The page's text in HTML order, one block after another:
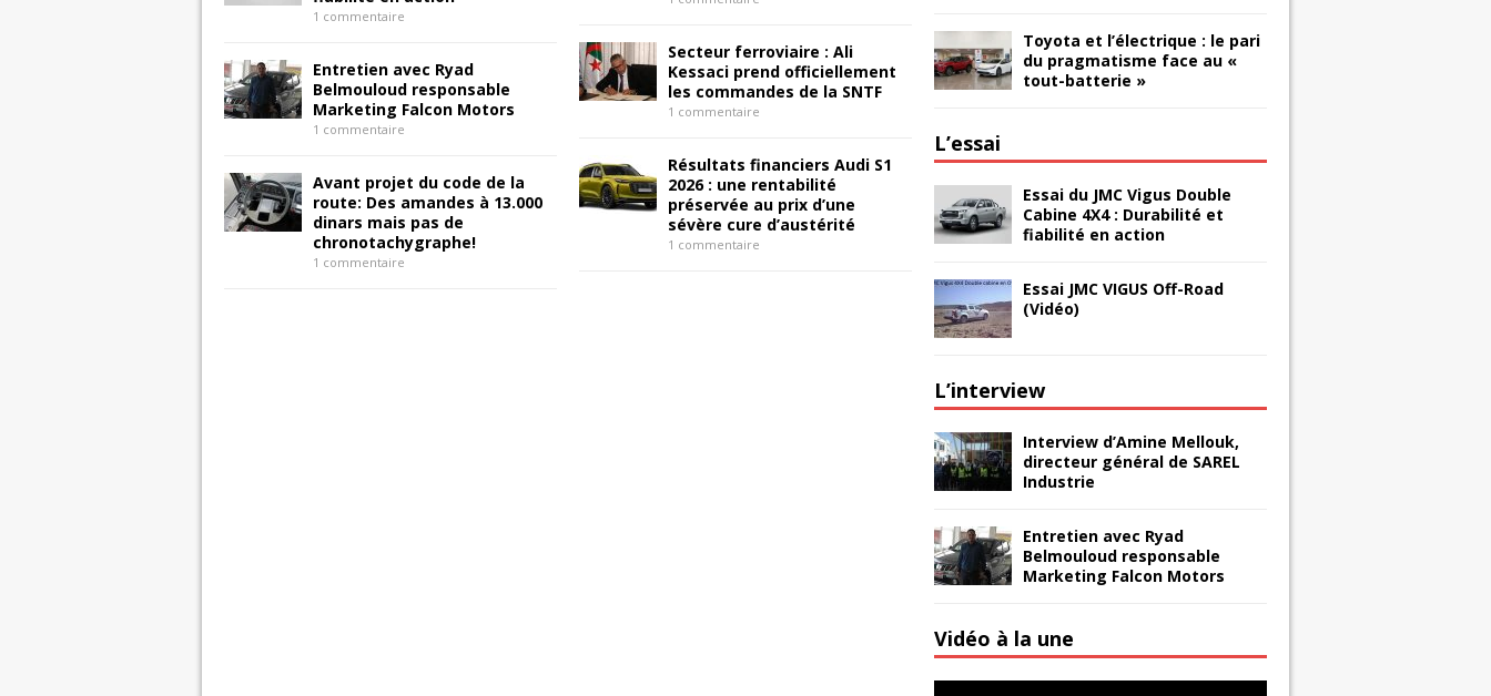
1 commentaire
Entretien avec Ryad
Belmouloud responsable
Marketing Falcon Motors
1 commentaire
Avant projet du code de la
route: Des amandes à 13.000
dinars mais pas de
chronotachygraphe!
1 commentaire
Secteur ferroviaire : Ali
Kessaci prend officiellement
les commandes de la SNTF
1 commentaire
Résultats financiers Audi S1
2026 : une rentabilité
préservée au prix d’une
sévère cure d’austérité
1 commentaire
Toyota et l’électrique : le pari
du pragmatisme face au «
tout-batterie »
L’essai
Essai du JMC Vigus Double
Cabine 4X4 : Durabilité et
fiabilité en action
Essai JMC VIGUS Off-Road
(Vidéo)
L’interview
Interview d’Amine Mellouk,
directeur général de SAREL
Industrie
Entretien avec Ryad
Belmouloud responsable
Marketing Falcon Motors
Vidéo à la une